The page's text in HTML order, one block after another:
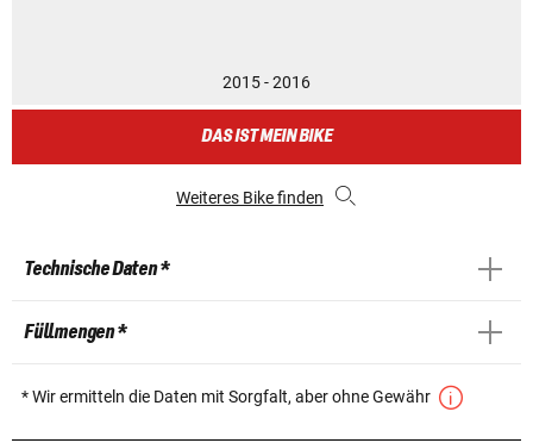
2015 - 2016
DAS IST MEIN BIKE
Weiteres Bike finden
Technische Daten *
Füllmengen *
* Wir ermitteln die Daten mit Sorgfalt, aber ohne Gewähr